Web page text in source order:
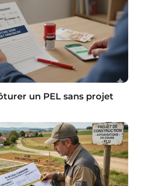
un PEL sans projet